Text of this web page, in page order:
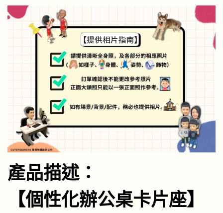
產品描述：
【個性化辦公桌卡片座】